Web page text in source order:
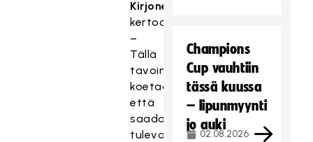
Kirjonen
kertoo.
–
Tällä
tavoin
koetaan,
että
saadaan
tulevalle
Champions
Cup vauhtiin
tässä kuussa
– lipunmyynti
jo auki
02.08.2026